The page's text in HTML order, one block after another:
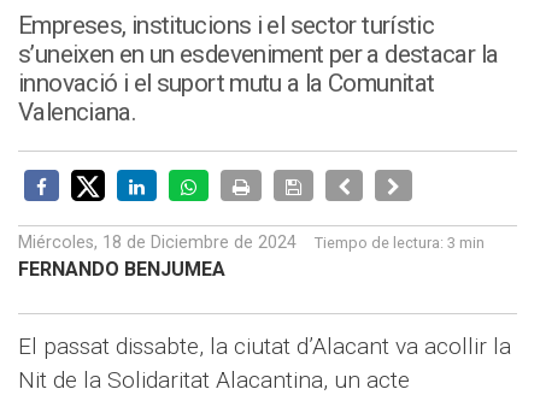
Empreses, institucions i el sector turístic
s’uneixen en un esdeveniment per a destacar la
innovació i el suport mutu a la Comunitat
Valenciana.
Miércoles, 18 de Diciembre de 2024 Tiempo de lectura: 3 min
FERNANDO BENJUMEA
El passat dissabte, la ciutat d’Alacant va acollir la
Nit de la Solidaritat Alacantina, un acte